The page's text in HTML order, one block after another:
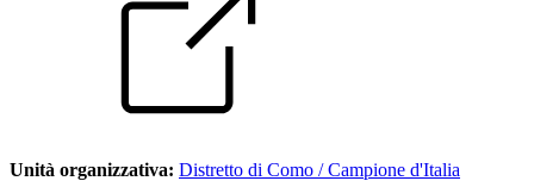
Unità organizzativa: Distretto di Como / Campione d'Italia